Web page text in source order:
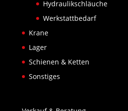
Hydraulikschläuche
Werkstattbedarf
Krane
Lager
Schienen & Ketten
Sonstiges